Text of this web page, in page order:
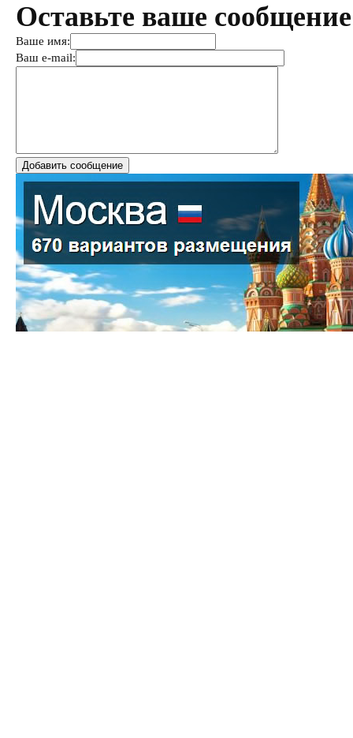
Оставьте ваше
Ваше имя:
Ваш e-mail: